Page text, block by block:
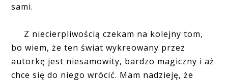
sami.
Z niecierpliwością czekam na kolejny tom,
bo wiem, że ten świat wykreowany przez
autorkę jest niesamowity, bardzo magiczny i aż
chce się do niego wrócić. Mam nadzieję, że